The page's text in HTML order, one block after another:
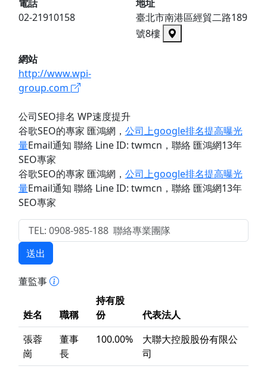
電話
02-21910158
地址
臺北市南港區經貿二路189
號8樓
網站
http://www.wpi-
group.com
公司SEO排名 WP速度提升
谷歌SEO的專家 匯鴻網 ， 公司上google排名提高曝光
量Email通知 聯絡 Line ID: twmcn ，聯絡 匯鴻網13年
SEO專家
谷歌SEO的專家 匯鴻網 ， 公司上google排名提高曝光
量Email通知 聯絡 Line ID: twmcn ，聯絡 匯鴻網13年
SEO專家
送出
董監事
姓名 職稱
持有股
份
代表法人
張蓉
崗
董事
長
100.00%
大聯大控股股份有限公
司